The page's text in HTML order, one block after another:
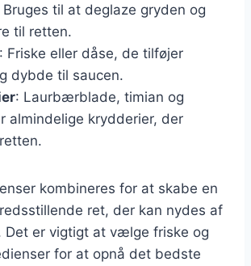
Bruges til at deglaze gryden og
til retten.
: Friske eller dåse, de tilføjer
dybde til saucen.
: Laurbærblade, timian og
almindelige krydderier, der
kombineres for at skabe en
ret, der kan nydes af
Det er vigtigt at vælge friske og
for at opnå det bedste